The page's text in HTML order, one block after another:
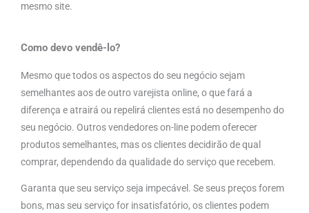
mesmo site.
Como devo vendê-lo?
Mesmo que todos os aspectos do seu negócio sejam
semelhantes aos de outro varejista online, o que fará a
diferença e atrairá ou repelirá clientes está no desempenho do
seu negócio. Outros vendedores on-line podem oferecer
produtos semelhantes, mas os clientes decidirão de qual
comprar, dependendo da qualidade do serviço que recebem.
Garanta que seu serviço seja impecável. Se seus preços forem
bons, mas seu serviço for insatisfatório, os clientes podem